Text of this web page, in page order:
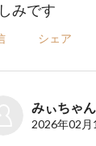
みです
シェア
みぃちゃん
2026年02月